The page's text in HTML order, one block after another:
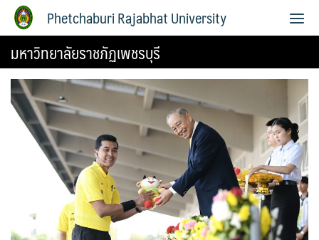
Phetchaburi Rajabhat University
มหาวิทยาลัยราชภัฏเพชรบุรี